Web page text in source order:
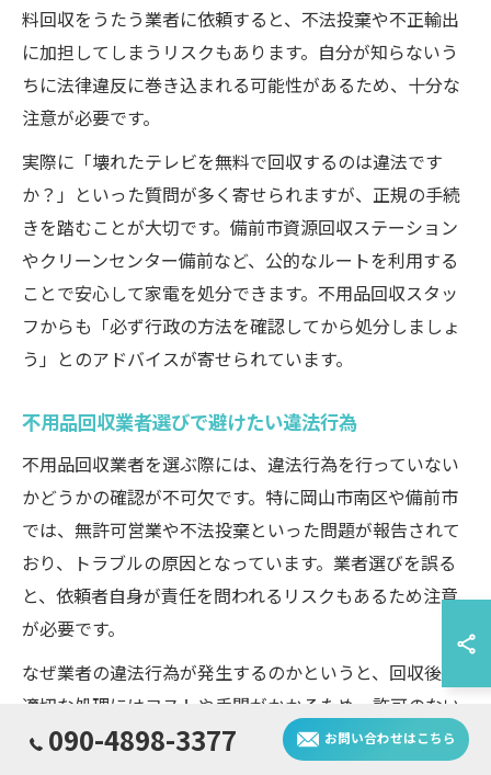
料回収をうたう業者に依頼すると、不法投棄や不正輸出
に加担してしまうリスクもあります。自分が知らないう
ちに法律違反に巻き込まれる可能性があるため、十分な
注意が必要です。
実際に「壊れたテレビを無料で回収するのは違法です
か？」といった質問が多く寄せられますが、正規の手続
きを踏むことが大切です。備前市資源回収ステーション
やクリーンセンター備前など、公的なルートを利用する
ことで安心して家電を処分できます。不用品回収スタッ
フからも「必ず行政の方法を確認してから処分しましょ
う」とのアドバイスが寄せられています。
不用品回収業者選びで避けたい違法行為
不用品回収業者を選ぶ際には、違法行為を行っていない
かどうかの確認が不可欠です。特に岡山市南区や備前市
では、無許可営業や不法投棄といった問題が報告されて
おり、トラブルの原因となっています。業者選びを誤る
と、依頼者自身が責任を問われるリスクもあるため注意
が必要です。
なぜ業者の違法行為が発生するのかというと、回収後の
適切な処理にはコストや手間がかかるため、許可のない
業者が安易に処分してしまうケースがあるからです。ま
090-4898-3377 お問い合わせはこちら